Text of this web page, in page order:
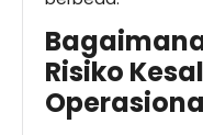
Risiko